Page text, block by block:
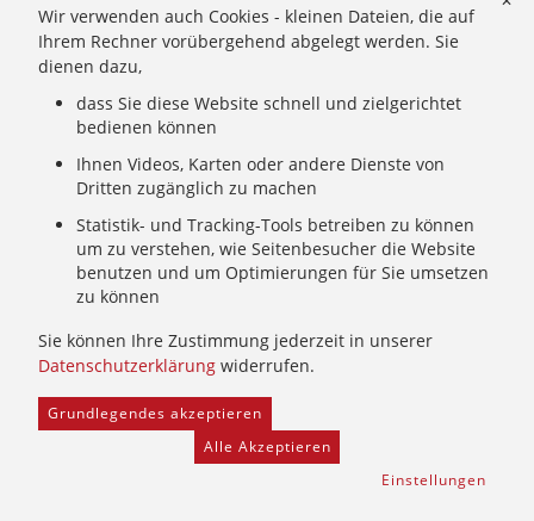
Exerzitien und Begleitung
Geistliche Begleitung
Exerzitien
Exerzitienhäuser
Exerzitien-Termine
Berufung
Deiner Berufung auf der Spur
Unsere Berufung - deine Berufung?
Einblicke in die Ordensausbildung
Veranstaltungen zum Thema Berufung
Freiwilliges Ordensjahr in Bamberg
Berufungscoaching und Berufungsexerzitien
Wir verwenden auch Cookies - kleinen Dateien, die auf
Ihrem Rechner vorübergehend abgelegt werden. Sie
dienen dazu,
dass Sie diese Website schnell und zielgerichtet
bedienen können
Ihnen Videos, Karten oder andere Dienste von
Dritten zugänglich zu machen
Statistik- und Tracking-Tools betreiben zu können
um zu verstehen, wie Seitenbesucher die Website
benutzen und um Optimierungen für Sie umsetzen
zu können
Sie können Ihre Zustimmung jederzeit in unserer
Datenschutzerklärung widerrufen.
Grundlegendes akzeptieren
Alle Akzeptieren
Einstellungen